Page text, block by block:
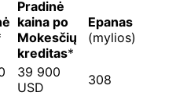
Pradinė
kaina po
Mokesčių
kreditas*
Epanas
(mylios)
39 900
USD
308